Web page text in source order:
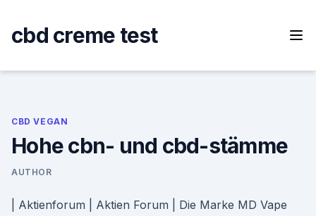
content
cbd creme test
CBD VEGAN
Hohe cbn- und cbd-stämme
AUTHOR
| Aktienforum | Aktien Forum | Die Marke MD Vape